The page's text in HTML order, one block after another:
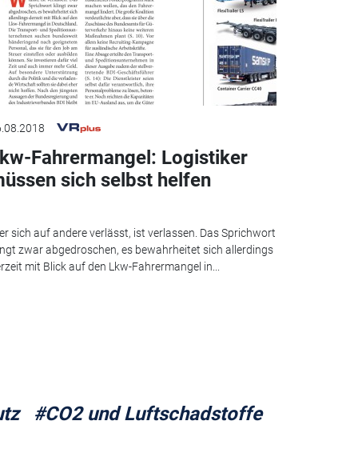
Fahrermangel: Logistiker
sich selbst helfen
sich auf andere verlässt, ist verlassen. Das Sprichwort
zwar abgedroschen, es bewahrheitet sich allerdings
mit Blick auf den Lkw-Fahrermangel in...
#CO2 und Luftschadstoffe